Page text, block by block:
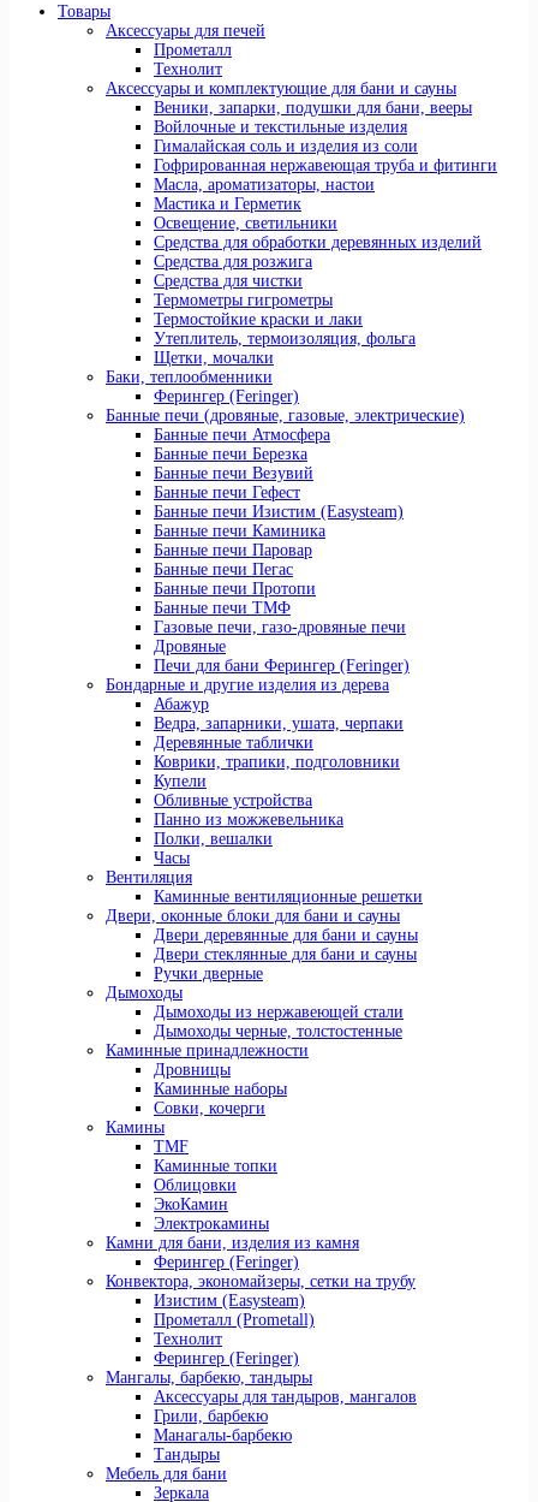
Товары
Аксессуары для печей
Прометалл
Технолит
Аксессуары и комплектующие для бани и сауны
Веники, запарки, подушки для бани, вееры
Войлочные и текстильные изделия
Гималайская соль и изделия из соли
Гофрированная нержавеющая труба и фитинги
Масла, ароматизаторы, настои
Мастика и Герметик
Освещение, светильники
Средства для обработки деревянных изделий
Средства для розжига
Средства для чистки
Термометры гигрометры
Термостойкие краски и лаки
Утеплитель, термоизоляция, фольга
Щетки, мочалки
Баки, теплообменники
Ферингер (Feringer)
Банные печи (дровяные, газовые, электрические)
Банные печи Атмосфера
Банные печи Березка
Банные печи Везувий
Банные печи Гефест
Банные печи Изистим (Easysteam)
Банные печи Каминика
Банные печи Паровар
Банные печи Пегас
Банные печи Протопи
Банные печи ТМФ
Газовые печи, газо-дровяные печи
Дровяные
Печи для бани Ферингер (Feringer)
Бондарные и другие изделия из дерева
Абажур
Ведра, запарники, ушата, черпаки
Деревянные таблички
Коврики, трапики, подголовники
Купели
Обливные устройства
Панно из можжевельника
Полки, вешалки
Часы
Вентиляция
Каминные вентиляционные решетки
Двери, оконные блоки для бани и сауны
Двери деревянные для бани и сауны
Двери стеклянные для бани и сауны
Ручки дверные
Дымоходы
Дымоходы из нержавеющей стали
Дымоходы черные, толстостенные
Каминные принадлежности
Дровницы
Каминные наборы
Совки, кочерги
Камины
TMF
Каминные топки
Облицовки
ЭкоКамин
Электрокамины
Камни для бани, изделия из камня
Ферингер (Feringer)
Конвектора, экономайзеры, сетки на трубу
Изистим (Easysteam)
Прометалл (Рrometall)
Технолит
Ферингер (Feringer)
Мангалы, барбекю, тандыры
Аксессуары для тандыров, мангалов
Грили, барбекю
Манагалы-барбекю
Тандыры
Мебель для бани
Зеркала